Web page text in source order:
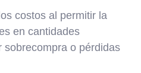
costos al permitir la
en cantidades
sobrecompra o pérdidas